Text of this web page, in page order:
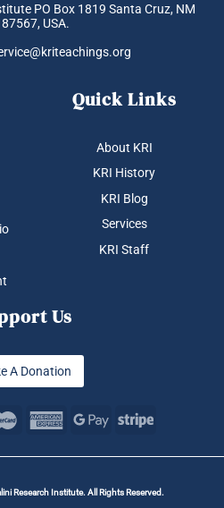
PO Box 1819 Santa Cruz, NM
87567, USA.
Quick Links
About KRI
KRI History
KRI Blog
Services
KRI Staff
Us
A Donation
Research Institute. All Rights Reserved.